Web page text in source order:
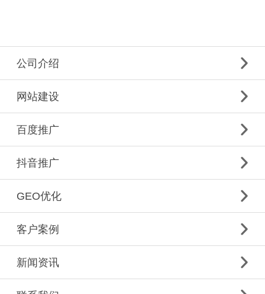
公司介绍
网站建设
百度推广
抖音推广
GEO优化
客户案例
新闻资讯